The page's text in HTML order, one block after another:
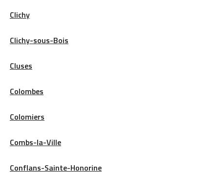
Clichy
Clichy-sous-Bois
Cluses
Colombes
Colomiers
Combs-la-Ville
Conflans-Sainte-Honorine